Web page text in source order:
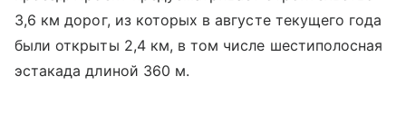
3,6 км дорог, из которых в августе текущего года
были открыты 2,4 км, в том числе шестиполосная
эстакада длиной 360 м.